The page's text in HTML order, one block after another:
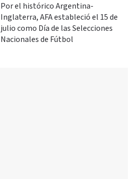
Por el histórico Argentina-
Inglaterra, AFA estableció el 15 de
julio como Día de las Selecciones
Nacionales de Fútbol